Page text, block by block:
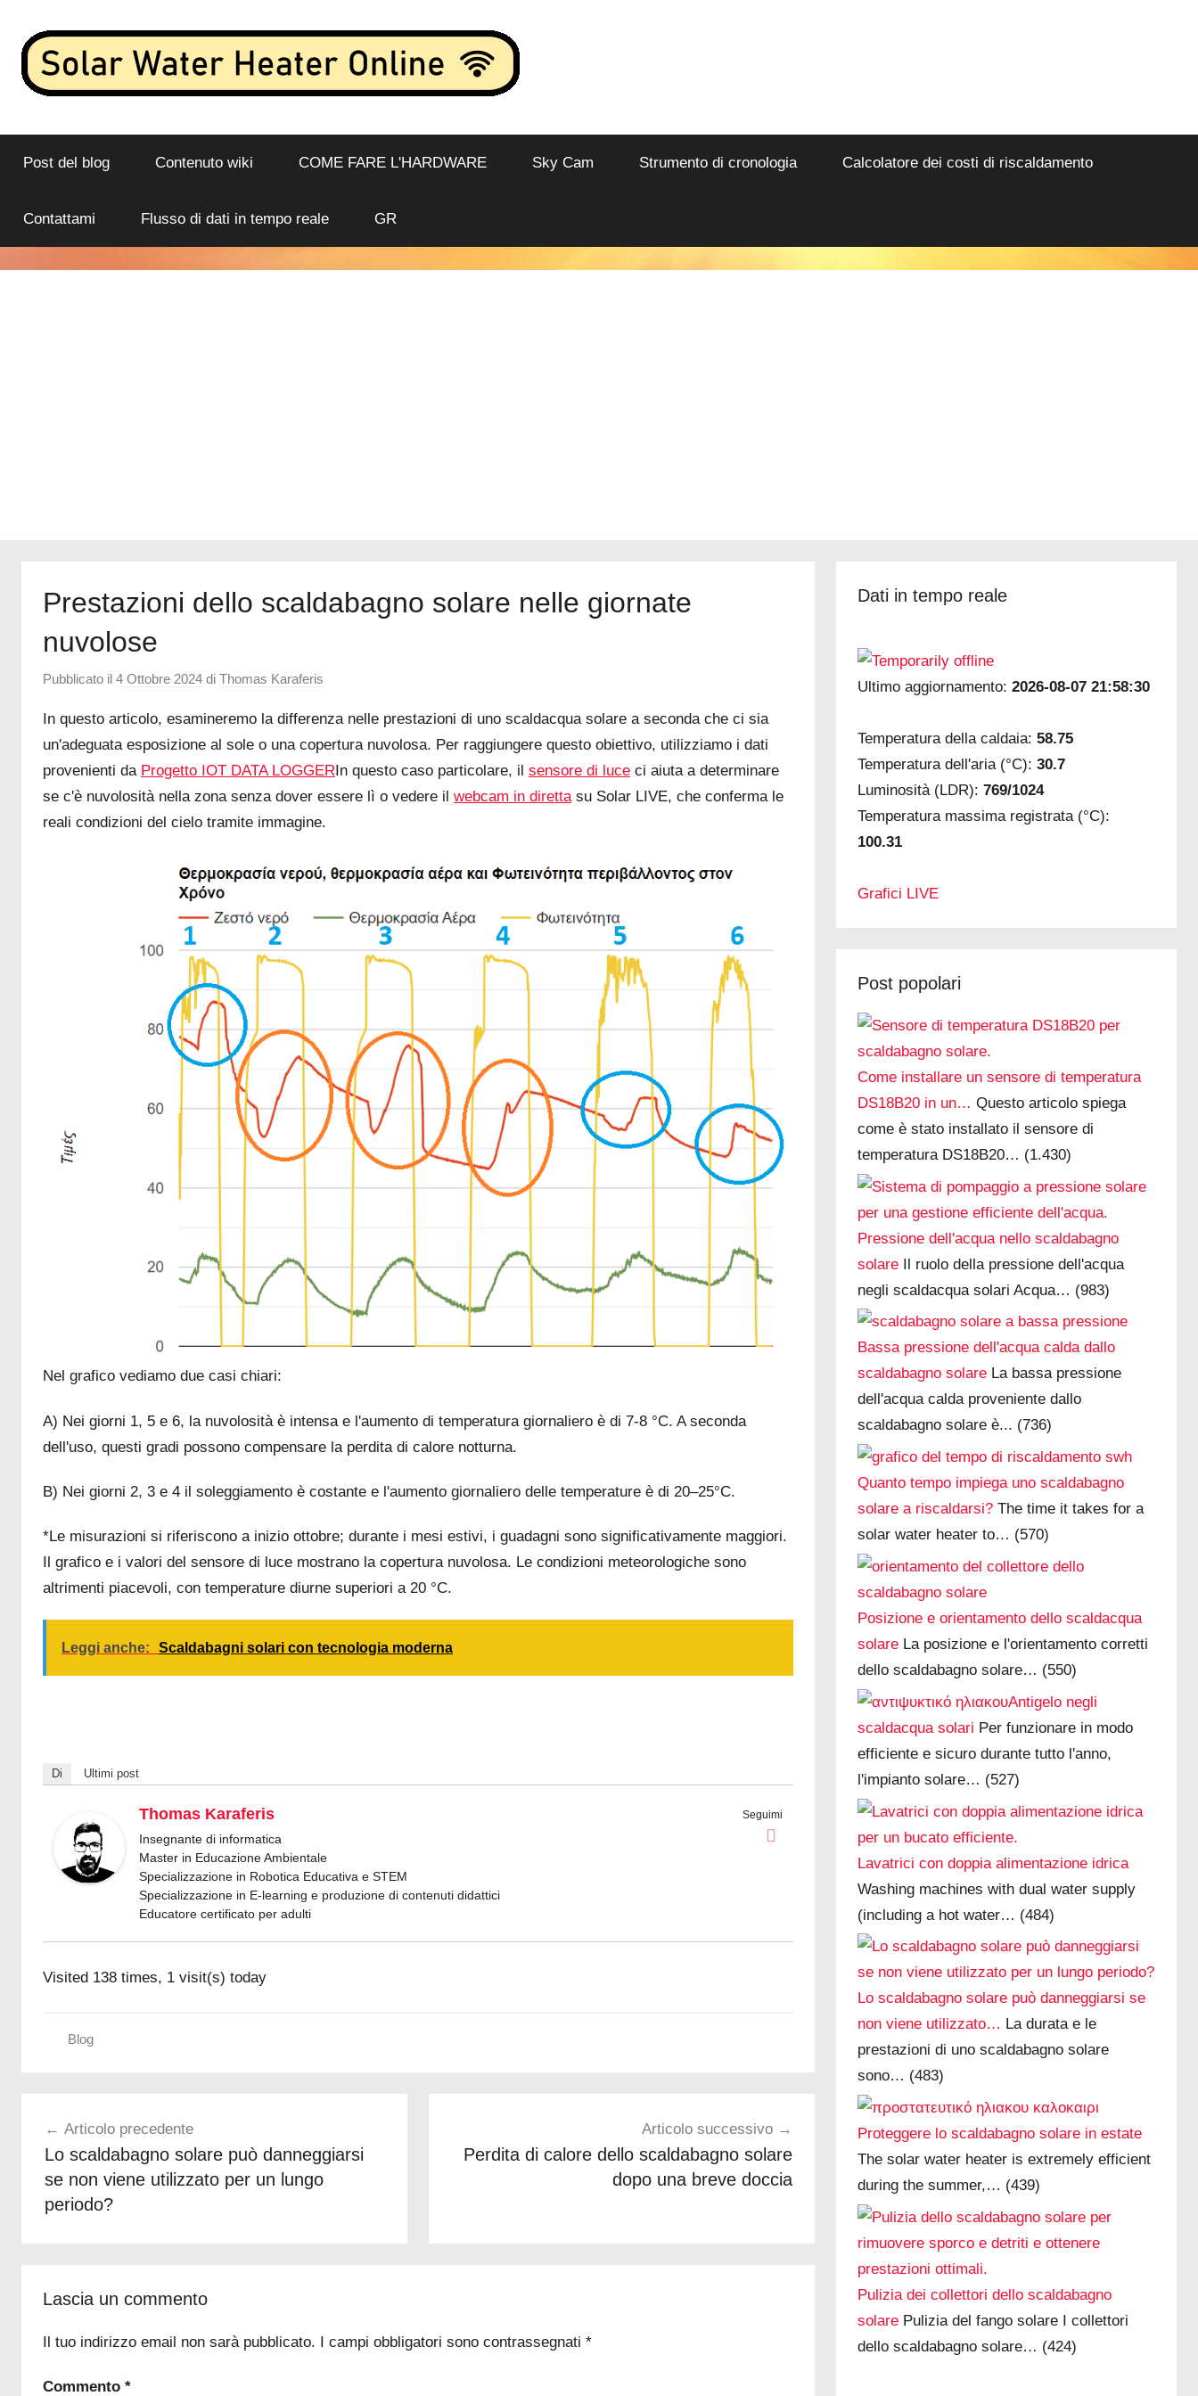
contenuto
Scaldabagno
solare
online
di
dati
Post del blog Contenuto wiki COME FARE L'HARDWARE Sky Cam Strumento di cronologia Calcolatore dei costi di riscaldamento
Contattami Flusso di dati in tempo reale GR
Prestazioni dello scaldabagno solare nelle giornate
nuvolose
Pubblicato il 4 Ottobre 2024 di Thomas Karaferis
In questo articolo, esamineremo la differenza nelle prestazioni di uno scaldacqua solare a seconda che ci sia
un'adeguata esposizione al sole o una copertura nuvolosa. Per raggiungere questo obiettivo, utilizziamo i dati
provenienti da Progetto IOT DATA LOGGERIn questo caso particolare, il sensore di luce ci aiuta a determinare
se c'è nuvolosità nella zona senza dover essere lì o vedere il webcam in direttasu Solar LIVE, che conferma le
reali condizioni del cielo tramite immagine.
Nel grafico vediamo due casi chiari:
A) Nei giorni 1, 5 e 6, la nuvolosità è intensa e l'aumento di temperatura giornaliero è di 7-8 °C. A seconda
dell'uso, questi gradi possono compensare la perdita di calore notturna.
B) Nei giorni 2, 3 e 4 il soleggiamento è costante e l'aumento giornaliero delle temperature è di 20–25°C.
*Le misurazioni si riferiscono a inizio ottobre; durante i mesi estivi, i guadagni sono significativamente maggiori.
Il grafico e i valori del sensore di luce mostrano la copertura nuvolosa. Le condizioni meteorologiche sono
altrimenti piacevoli, con temperature diurne superiori a 20 °C.
Leggi anche: Scaldabagni solari con tecnologia moderna
Di Ultimi post
Seguimi
Thomas Karaferis
Insegnante di informatica
Master in Educazione Ambientale
Specializzazione in Robotica Educativa e STEM
Specializzazione in E-learning e produzione di contenuti didattici
Educatore certificato per adulti
Visited 138 times, 1 visit(s) today
Blog
z
e
e
g
articoliArticolo precedente
Lo scaldabagno solare può danneggiarsi
se non viene utilizzato per un lungo
periodo?
Articolo successivo
Perdita di calore dello scaldabagno solare
dopo una breve doccia
Lascia un commento
Il tuo indirizzo email non sarà pubblicato. I campi obbligatori sono contrassegnati *
Commento *
Dati in tempo reale
Ultimo aggiornamento:2026-08-07 21:58:30
Temperatura della caldaia:58.75
Temperatura dell'aria (°C):30.7
Luminosità (LDR):769/1024
Temperatura massima registrata (°C):
100.31
Grafici LIVE
Post popolari
Come installare un sensore di temperatura
DS18B20 in un… Questo articolo spiega
come è stato installato il sensore di
temperatura DS18B20… (1.430)
Pressione dell'acqua nello scaldabagno
solare Il ruolo della pressione dell'acqua
negli scaldacqua solari Acqua… (983)
Bassa pressione dell'acqua calda dallo
scaldabagno solare La bassa pressione
dell'acqua calda proveniente dallo
scaldabagno solare è... (736)
Quanto tempo impiega uno scaldabagno
solare a riscaldarsi? The time it takes for a
solar water heater to… (570)
Posizione e orientamento dello scaldacqua
solare La posizione e l'orientamento corretti
dello scaldabagno solare… (550)
Antigelo negli
scaldacqua solari Per funzionare in modo
efficiente e sicuro durante tutto l'anno,
l'impianto solare… (527)
Lavatrici con doppia alimentazione idrica
Washing machines with dual water supply
(including a hot water… (484)
Lo scaldabagno solare può danneggiarsi se
non viene utilizzato… La durata e le
prestazioni di uno scaldabagno solare
sono… (483)
Proteggere lo scaldabagno solare in estate
The solar water heater is extremely efficient
during the summer,… (439)
Pulizia dei collettori dello scaldabagno
solare Pulizia del fango solare I collettori
dello scaldabagno solare… (424)